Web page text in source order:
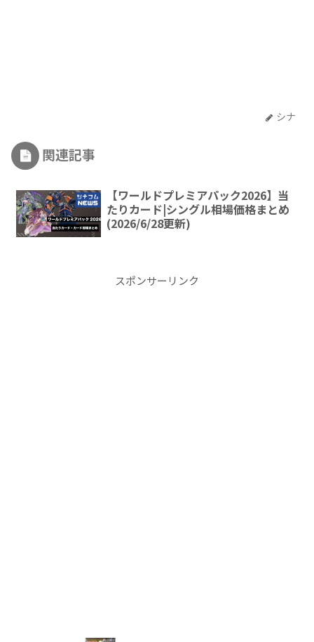
シナ
関連記事
【ワールドプレミアパック2026】当
たりカード|シングル相場価格まとめ
(2026/6/28更新)
スポンサーリンク